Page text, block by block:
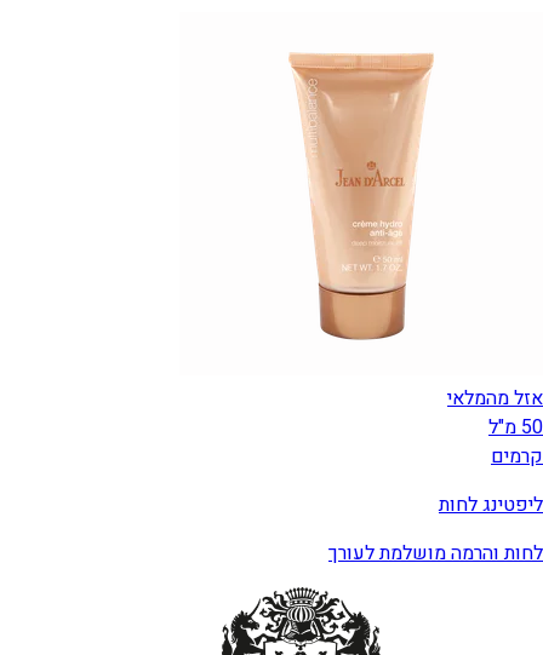
אזל מהמלאי
50 מ"ל
קרמים
ליפטינג לחות
לחות והרמה מושלמת לעורך